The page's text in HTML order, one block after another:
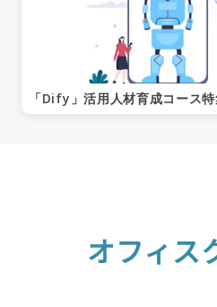
「Dify」活用人材育成コース
オフィス